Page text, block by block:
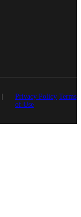
Privacy Policy Terms
of Use